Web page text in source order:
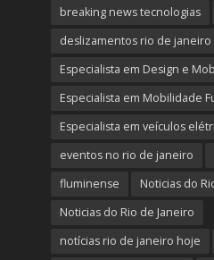
breaking news tecnologias
deslizamentos rio de janeiro
Especialista em Design e
Especialista em Mobilidade
Especialista em veículos
eventos no rio de janeiro
fluminense
Noticias do
Noticias do Rio de Janeiro
notícias rio de janeiro hoje